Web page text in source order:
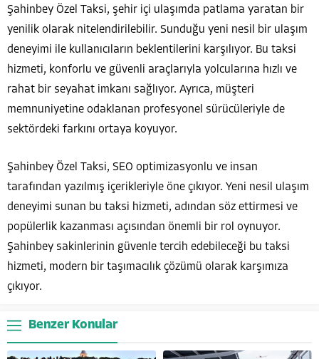
Şahinbey Özel Taksi, şehir içi ulaşımda patlama yaratan bir
yenilik olarak nitelendirilebilir. Sunduğu yeni nesil bir ulaşım
deneyimi ile kullanıcıların beklentilerini karşılıyor. Bu taksi
hizmeti, konforlu ve güvenli araçlarıyla yolcularına hızlı ve
rahat bir seyahat imkanı sağlıyor. Ayrıca, müşteri
memnuniyetine odaklanan profesyonel sürücüleriyle de
sektördeki farkını ortaya koyuyor.
Şahinbey Özel Taksi, SEO optimizasyonlu ve insan
tarafından yazılmış içerikleriyle öne çıkıyor. Yeni nesil ulaşım
deneyimi sunan bu taksi hizmeti, adından söz ettirmesi ve
popülerlik kazanması açısından önemli bir rol oynuyor.
Şahinbey sakinlerinin güvenle tercih edebileceği bu taksi
hizmeti, modern bir taşımacılık çözümü olarak karşımıza
çıkıyor.
Benzer Konular